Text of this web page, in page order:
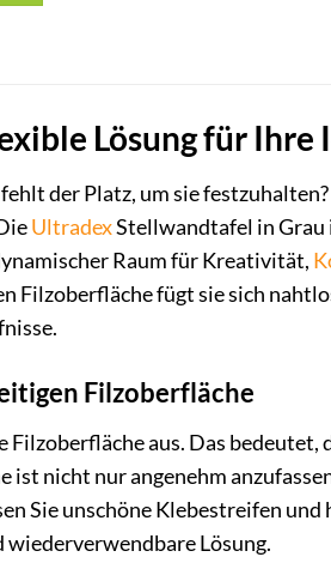
Lösung für Ihre
der Platz, um sie
UltradexStellwandtafel in
Raum für Kreativität,
fügt sie sich
Filzoberfläche
aus. Das bedeutet,
nicht nur angenehm
Sie unschöne Klebestreifen
Lösung.